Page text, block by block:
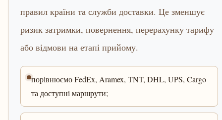
правил країни та служби доставки. Це зменшує
ризик затримки, повернення, перерахунку тарифу
або відмови на етапі прийому.
порівнюємо FedEx, Aramex, TNT, DHL, UPS, Cargo
та доступні маршрути;